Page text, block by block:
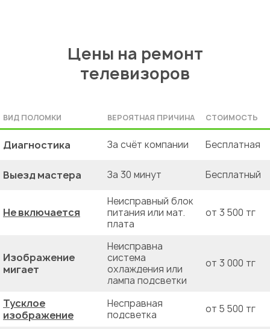
Цены на ремонт
телевизоров
ВИД ПОЛОМКИ ВЕРОЯТНАЯ ПРИЧИНА СТОИМОСТЬ
Диагностика За счёт компании Бесплатная
Выезд мастера За 30 минут Бесплатный
Не включается
Неисправный блок
питания или мат.
плата
от 3 500 тг
Изображение
мигает
Неисправна
система
охлаждения или
лампа подсветки
от 3 000 тг
Тусклое
изображение
Несправная
подсветка
от 5 500 тг